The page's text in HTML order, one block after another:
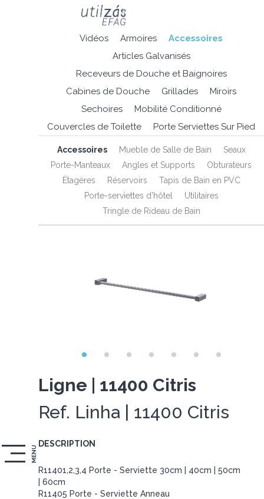
MENU
Vidéos Armoires
Accessoires
Articles Galvanisés
Receveurs de Douche et Baignoires
Cabines de Douche
Grillades
Miroirs
Sechoires
Mobilité Conditionné
Couvercles de Toilette
Porte Serviettes Sur Pied
Accessoires Mueble de Salle de Bain
Seaux
Porte-Manteaux
Angles et Supports
Obturateurs
Étagères
Réservoirs
Tapis de Bain en PVC
Porte-serviettes d'hôtel
Utilitaires
Tringle de Rideau de Bain
Ligne | 11400 Citris
Ref. Linha | 11400 Citris
DESCRIPTION
R11401,2,3,4 Porte - Serviette 30cm | 40cm | 50cm
| 60cm
R11405 Porte - Serviette Anneau